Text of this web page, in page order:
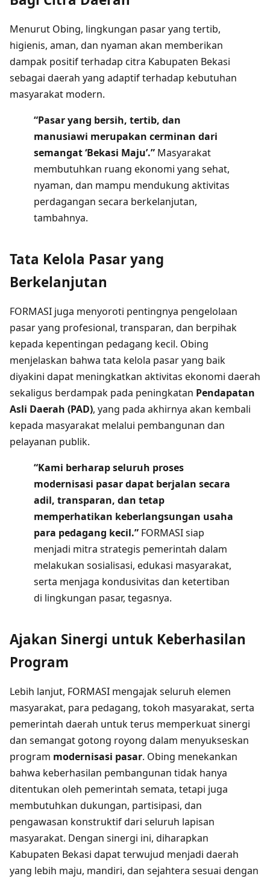
Menurut Obing, lingkungan pasar yang tertib,
higienis, aman, dan nyaman akan memberikan
dampak positif terhadap citra Kabupaten Bekasi
sebagai daerah yang adaptif terhadap kebutuhan
masyarakat modern.
“Pasar yang bersih, tertib, dan
manusiawi merupakan cerminan dari
semangat ‘Bekasi Maju’.” Masyarakat
membutuhkan ruang ekonomi yang sehat,
nyaman, dan mampu mendukung aktivitas
perdagangan secara berkelanjutan,
tambahnya.
Tata Kelola Pasar yang
Berkelanjutan
FORMASI juga menyoroti pentingnya pengelolaan
pasar yang profesional, transparan, dan berpihak
kepada kepentingan pedagang kecil. Obing
menjelaskan bahwa tata kelola pasar yang baik
diyakini dapat meningkatkan aktivitas ekonomi daerah
sekaligus berdampak pada peningkatan Pendapatan
Asli Daerah (PAD), yang pada akhirnya akan kembali
kepada masyarakat melalui pembangunan dan
pelayanan publik.
“Kami berharap seluruh proses
modernisasi pasar dapat berjalan secara
adil, transparan, dan tetap
memperhatikan keberlangsungan usaha
para pedagang kecil.” FORMASI siap
menjadi mitra strategis pemerintah dalam
melakukan sosialisasi, edukasi masyarakat,
serta menjaga kondusivitas dan ketertiban
di lingkungan pasar, tegasnya.
Ajakan Sinergi untuk Keberhasilan
Program
Lebih lanjut, FORMASI mengajak seluruh elemen
masyarakat, para pedagang, tokoh masyarakat, serta
pemerintah daerah untuk terus memperkuat sinergi
dan semangat gotong royong dalam menyukseskan
program modernisasi pasar. Obing menekankan
bahwa keberhasilan pembangunan tidak hanya
ditentukan oleh pemerintah semata, tetapi juga
membutuhkan dukungan, partisipasi, dan
pengawasan konstruktif dari seluruh lapisan
masyarakat. Dengan sinergi ini, diharapkan
Kabupaten Bekasi dapat terwujud menjadi daerah
yang lebih maju, mandiri, dan sejahtera sesuai dengan